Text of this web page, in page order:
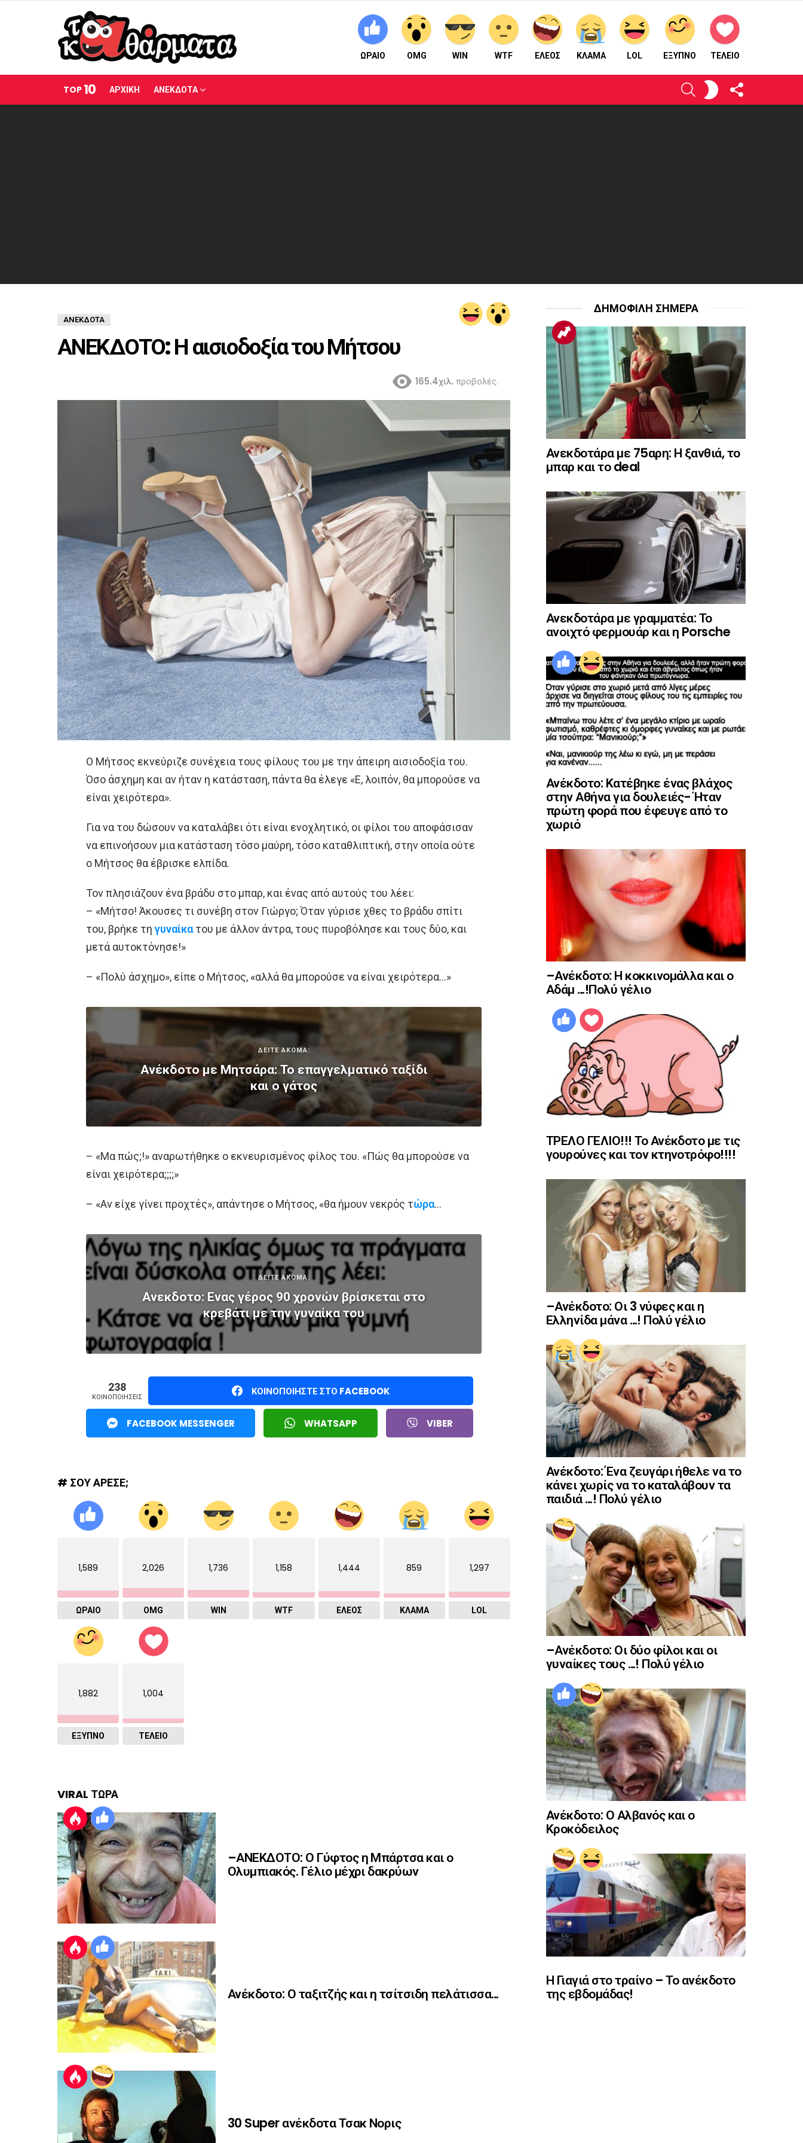
ΩΡΑΙΟ OMG WIN WTF ΕΛΕΟΣ ΚΛΑΜΑ LOL ΈΞΥΠΝΟ ΤΕΛΕΙΟ
TOP 10 ΑΡΧΙΚΗ ΑΝΕΚΔΟΤΑ
ΑΝΑΖΉΤΗΣΗΕΝΕΡΓΟΠΟΙΉΣΤΕ
ΤΟ
ΔΈΡΜΑ
ΑΝΈΚΔΟΤΑ
ΑΝΕΚΔΟΤΟ: Η αισιοδοξία του Μήτσου
165.4χιλ. προβολές.
Ο Μήτσος εκνεύριζε συνέχεια τους φίλους του με την άπειρη αισιοδοξία του.
Όσο άσχημη και αν ήταν η κατάσταση, πάντα θα έλεγε «Ε, λοιπόν, θα μπορούσε να
είναι χειρότερα».
Για να του δώσουν να καταλάβει ότι είναι ενοχλητικό, οι φίλοι του αποφάσισαν
να επινοήσουν μια κατάσταση τόσο μαύρη, τόσο καταθλιπτική, στην οποία ούτε
ο Μήτσος θα έβρισκε ελπίδα.
Τον πλησιάζουν ένα βράδυ στο μπαρ, και ένας από αυτούς του λέει:
– «Μήτσο! Άκουσες τι συνέβη στον Γιώργο; Όταν γύρισε χθες το βράδυ σπίτι
του, βρήκε τη γυναίκατου με άλλον άντρα, τους πυροβόλησε και τους δύο, και
μετά αυτοκτόνησε!»
– «Πολύ άσχημο», είπε ο Μήτσος, «αλλά θα μπορούσε να είναι χειρότερα…»
ΔΕΙΤΕ ΑΚΟΜΑ:
Ανέκδοτο με Μητσάρα: Το επαγγελματικό ταξίδι
και ο γάτος
– «Μα πώς;!» αναρωτήθηκε ο εκνευρισμένος φίλος του. «Πώς θα μπορούσε να
είναι χειρότερα;;;;»
– «Αν είχε γίνει προχτές», απάντησε ο Μήτσος, «θα ήμουν νεκρός τώρα…
ΔΕΙΤΕ ΑΚΟΜΑ:
Ανεκδοτο: Ενας γέρος 90 χρονών βρίσκεται στο
κρεβάτι με την γυναίκα του
238
ΚΟΙΝΟΠΟΙΉΣΕΙΣ ΚΟΙΝΟΠΟΙΉΣΤΕ ΣΤΟ FACEBOOK
FACEBOOK MESSENGER WHATSAPP VIBER
# ΣΟΥ ΑΡΕΣΕ;
1,589
ΩΡΑΙΟ
2,026
OMG
1,736
WIN
1,158
WTF
1,444
ΕΛΕΟΣ
859
ΚΛΑΜΑ
1,297
LOL
1,882
ΈΞΥΠΝΟ
1,004
ΤΕΛΕΙΟ
VIRAL ΤΩΡΑ
–ΑΝΕΚΔΟΤΟ: Ο Γύφτος η Μπάρτσα και ο
Ολυμπιακός. Γέλιο μέχρι δακρύων
Ανέκδοτο: Ο ταξιτζής και η τσίτσιδη πελάτισσα…
30 Super ανέκδοτα Τσακ Νορις
ΔΗΜΟΦΙΛΗ ΣΗΜΕΡΑ
Ανεκδοτάρα με 75αρη: Η ξανθιά, το
μπαρ και το deal
Ανεκδοτάρα με γραμματέα: Το
ανοιχτό φερμουάρ και η Porsche
Ανέκδοτο: Κατέβηκε ένας βλάχος
στην Αθήνα για δουλειές- Ήταν
πρώτη φορά που έφευγε από το
χωριό
–Ανέκδοτο: Η κοκκινομάλλα και ο
Αδάμ …!Πολύ γέλιο
ΤΡΕΛΟ ΓΕΛΙΟ!!! Το Ανέκδοτο με τις
γουρούνες και τον κτηνοτρόφο!!!!
–Ανέκδοτο: Οι 3 νύφες και η
Ελληνίδα μάνα …! Πολύ γέλιο
Ανέκδοτο: Ένα ζευγάρι ήθελε να το
κάνει χωρίς να το καταλάβουν τα
παιδιά …! Πολύ γέλιο
–Ανέκδοτο: Οι δύο φίλοι και οι
γυναίκες τους …! Πολύ γέλιο
Ανέκδοτο: Ο Αλβανός και ο
Κροκόδειλος
Η Γιαγιά στο τραίνο – Το ανέκδοτο
της εβδομάδας!